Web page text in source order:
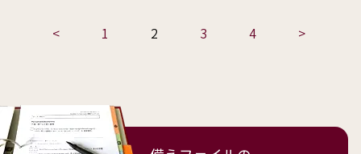
< 1 2 3 4 >